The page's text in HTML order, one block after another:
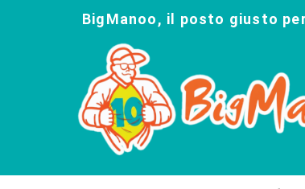
BigManoo, il posto giusto